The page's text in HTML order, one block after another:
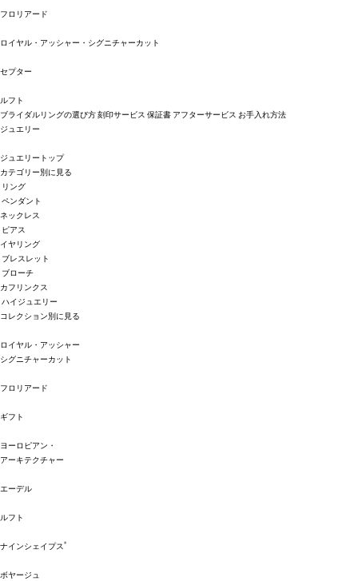
フロリアード
ロイヤル・アッシャー・シグニチャーカット
セプター
ルフト
ブライダルリングの選び方刻印サービス 保証書 アフターサービス お手入れ方法
ジュエリー
ジュエリートップ
カテゴリー別に見る
リング
ペンダント
ネックレス
ピアス
イヤリング
ブレスレット
ブローチ
カフリンクス
ハイジュエリー
コレクション別に見る
ロイヤル・アッシャー
シグニチャーカット
フロリアード
ギフト
ヨーロピアン・
アーキテクチャー
エーデル
ルフト
ナインシェイプス®
ボヤージュ